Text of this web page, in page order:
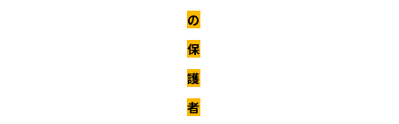
の
保
護
者